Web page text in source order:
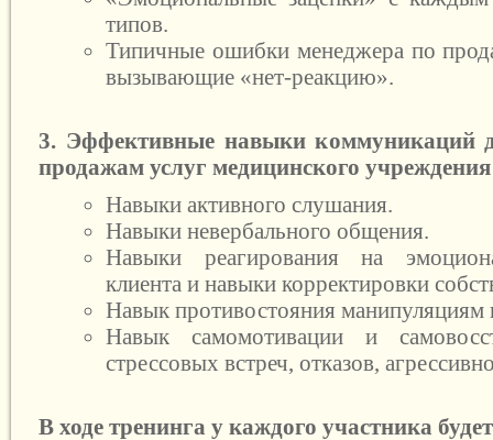
типов.
Типичные ошибки менеджера по
вызывающие «нет-реакцию».
3. Эффективные навыки коммуникаций
продажам услуг медицинского учреждения
Навыки активного слушания.
Навыки невербального общения.
Навыки реагирования на
клиента и навыки корректировки
Навык противостояния манипуляциям
Навык самомотивации и
стрессовых встреч, отказов,
В ходе тренинга у каждого участника